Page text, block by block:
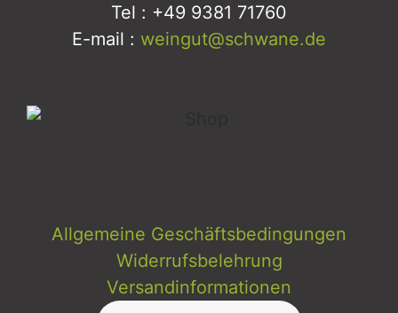
Tel : +49 9381 71760
E-mail : weingut@schwane.de
Allgemeine Geschäftsbedingungen
Widerrufsbelehrung
Versandinformationen